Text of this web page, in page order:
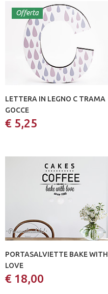
Offerta
LETTERA IN LEGNO C TRAMA
GOCCE
€ 5,25
PORTASALVIETTE BAKE WITH
LOVE
€ 18,00